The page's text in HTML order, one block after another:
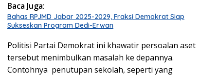
Baca Juga:
Bahas RPJMD Jabar 2025-2029, Fraksi Demokrat Siap
Sukseskan Program Dedi-Erwan
Politisi Partai Demokrat ini khawatir persoalan aset
tersebut menimbulkan masalah ke depannya.
Contohnya penutupan sekolah, seperti yang